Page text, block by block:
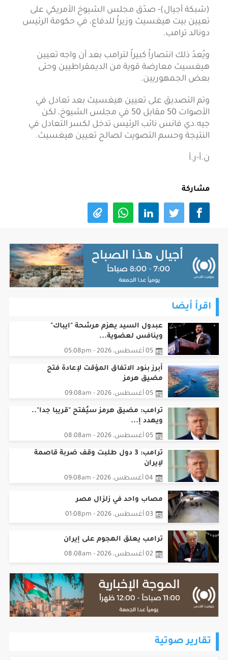
(شبكة أجيال)- صدّق مجلس الشيوخ الأمريكي على
تعيين بيت هيغسيث وزيراً للدفاع، في حكومة الرئيس
دونالد ترامب.
ويُعدّ ذلك انتصاراً كبيراً لترامب بعد أن واجه تعيين
هيغسيث معارضة قوية من الديمقراطيين وحتى
بعض الجمهوريين.
وتم التصديق على تعيين هيغسيث بعد تعادل في
الأصوات 50 مقابل 50 في مجلس الشيوخ، لكن
جيه.دي فانس نائب الرئيس تدخل لكسر التعادل في
النتيجة وحسم التصويت لصالح تعيين هيغسيث.
ن.أ-ر.أ
مشاركة
اقرأ أيضا
عبدول السيد يهزم مرشحة "ايباك"
وينافس لعضوية...
05 أغسطس، 2026 - 05:08pm
أبرز بنود الاتفاق المؤقت لإعادة فتح
مضيق هرمز
05 أغسطس، 2026 - 09:08am
ترامب: مضيق هرمز سيُفتح "قريبا جدا"..
ويهدد إ...
05 أغسطس، 2026 - 08:08am
ترامب: 3 دول طلبت وقف ضربة قاصمة
لإيران
04 أغسطس، 2026 - 09:08am
مصاب واحد في زلزال مصر
03 أغسطس، 2026 - 01:08pm
ترامب يعلق الهجوم على إيران
02 أغسطس، 2026 - 08:08am
تقارير صوتية